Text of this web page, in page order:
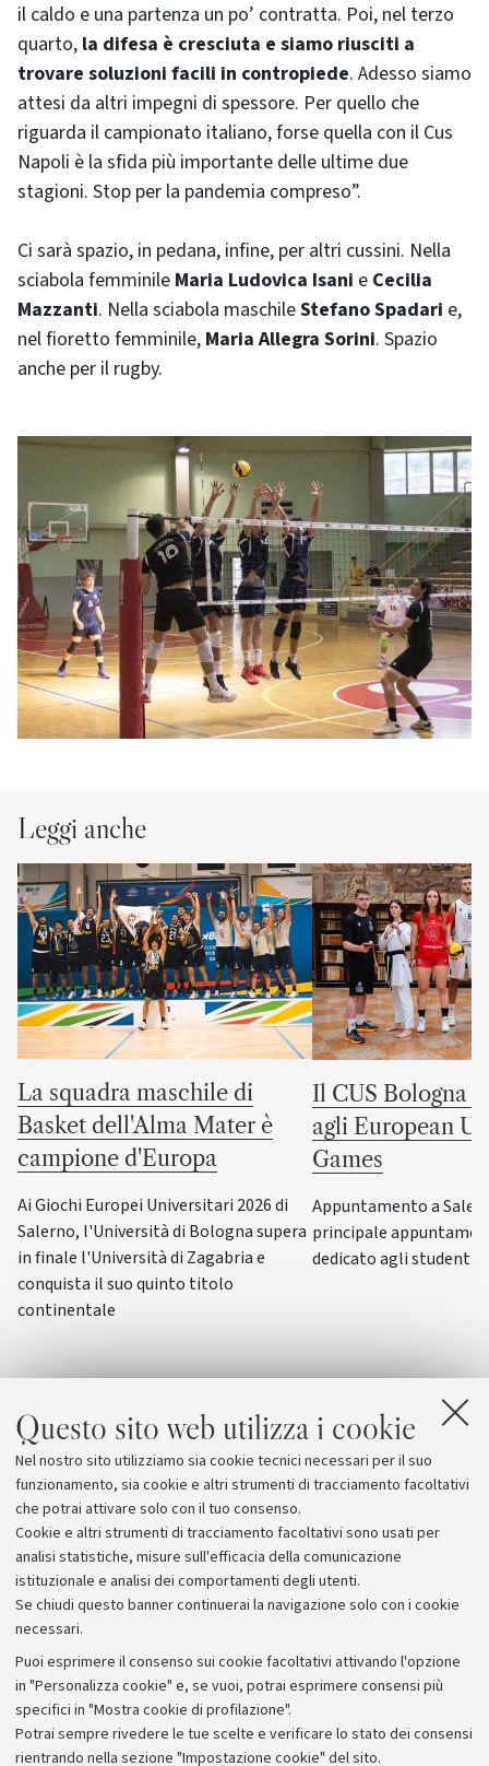
Questo sito web utilizza i cookie
Nel nostro sito utilizziamo sia cookie tecnici necessari per il suo
funzionamento, sia cookie e altri strumenti di tracciamento facoltativi
che potrai attivare solo con il tuo consenso.
Cookie e altri strumenti di tracciamento facoltativi sono usati per
analisi statistiche, misure sull'efficacia della comunicazione
istituzionale e analisi dei comportamenti degli utenti.
Se chiudi questo banner continuerai la navigazione solo con i cookie
necessari.
Puoi esprimere il consenso sui cookie facoltativi attivando l'opzione
in "Personalizza cookie" e, se vuoi, potrai esprimere consensi più
specifici in "Mostra cookie di profilazione".
Potrai sempre rivedere le tue scelte e verificare lo stato dei consensi
rientrando nella sezione "Impostazione cookie" del sito.
il caldo e una partenza un po’ contratta. Poi, nel terzo
quarto, la difesa è cresciuta e siamo riusciti a
trovare soluzioni facili in contropiede. Adesso siamo
attesi da altri impegni di spessore. Per quello che
riguarda il campionato italiano, forse quella con il Cus
Napoli è la sfida più importante delle ultime due
stagioni. Stop per la pandemia compreso”.
Ci sarà spazio, in pedana, infine, per altri cussini. Nella
sciabola femminile Maria Ludovica Isani e Cecilia
Mazzanti. Nella sciabola maschileStefano Spadari e,
nel fioretto femminile, Maria Allegra Sorini. Spazio
anche per il rugby.
Leggi anche
La squadra maschile di
Basket dell'Alma Mater è
campione d'Europa
Ai Giochi Europei Universitari 2026 di
Salerno, l'Università di Bologna supera
in finale l'Università di Zagabria e
conquista il suo quinto titolo
continentale
Il CUS Bologna
agli European
Games
Appuntamento a
principale
dedicato agli
Archivio
Comunicati stampa
Redazione